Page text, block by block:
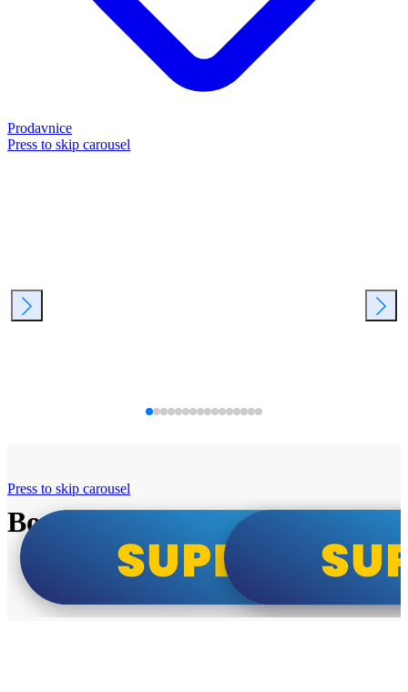
Prodavnice
Press to skip carousel
Bosch super cene
Press to skip carousel